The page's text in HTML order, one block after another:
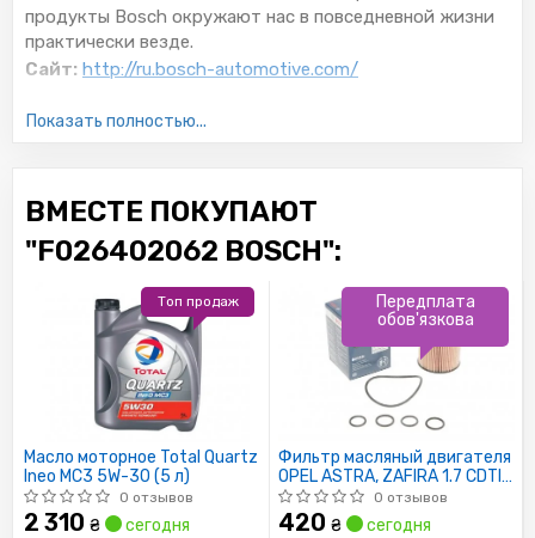
продукты Bosch окружают нас в повседневной жизни
практически везде.
Сайт: http://ru.bosch-automotive.com/
Все запчасти BOSCH →
Показать полностью...
ВМЕСТЕ ПОКУПАЮТ
"F026402062 BOSCH":
Масло моторное Total Quartz
Ineo MC3 5W-30 (5 л)
0 отзывов
2 310 ₴
сегодня
Топ продаж
Фильтр масляный двигателя
OPEL ASTRA, ZAFIRA 1.7 CDTI
07- (пр-во BOSCH)
0 отзывов
420 ₴ сегодня
Передплата
обов'язкова